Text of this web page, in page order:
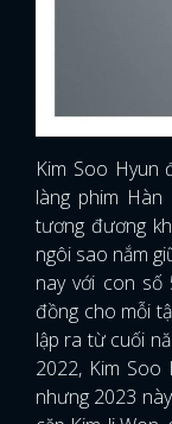
Kim Soo Hyun
làng phim
tương đương
ngôi sao nắm
nay với con
đồng cho mỗi
lập ra từ cuối
2022, Kim
nhưng 2023